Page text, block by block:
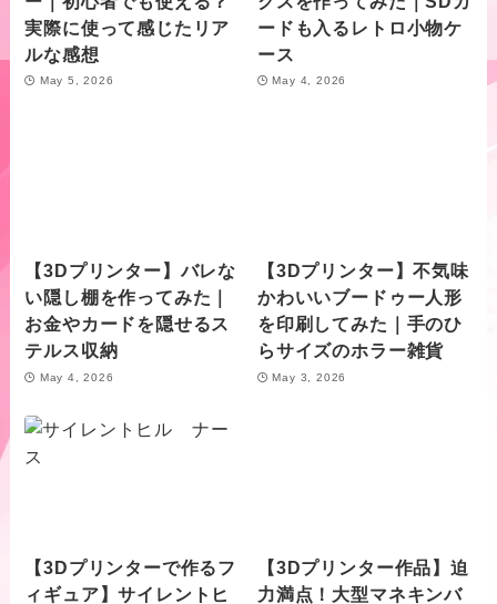
実際に使って感じたリア
ルな感想
May 5, 2026
ードも入るレトロ小物ケ
ース
May 4, 2026
【3Dプリンター】バレな
い隠し棚を作ってみた｜
お金やカードを隠せるス
テルス収納
May 4, 2026
【3Dプリンター】不気味
かわいいブードゥー人形
を印刷してみた｜手のひ
らサイズのホラー雑貨
May 3, 2026
【3Dプリンターで作るフ
ィギュア】サイレントヒ
【3Dプリンター作品】迫
力満点！大型マネキンバ